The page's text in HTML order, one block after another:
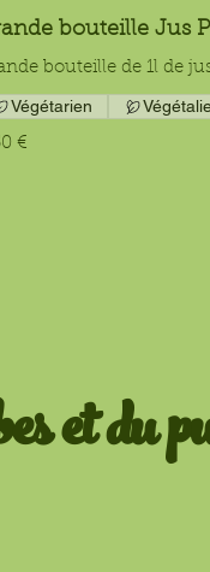
bouteille Jus
bouteille de 1l de
€
Végétarien
et du